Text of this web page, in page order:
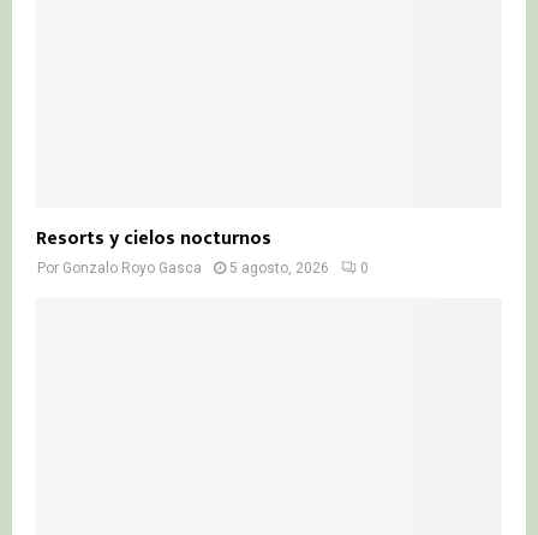
Resorts y cielos nocturnos
Por Gonzalo Royo Gasca 5 agosto, 2026 0